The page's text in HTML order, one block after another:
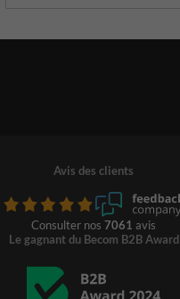
Avis des clients
Consulter nos 7061 avis
Le gagnant du Becom B2B Award